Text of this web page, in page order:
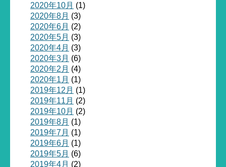
2020年10月 (1)
2020年8月 (3)
2020年6月 (2)
2020年5月 (3)
2020年4月 (3)
2020年3月 (6)
2020年2月 (4)
2020年1月 (1)
2019年12月 (1)
2019年11月 (2)
2019年10月 (2)
2019年8月 (1)
2019年7月 (1)
2019年6月 (1)
2019年5月 (6)
2019年4月 (2)